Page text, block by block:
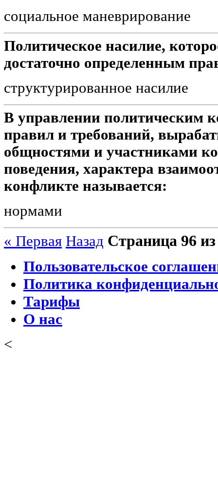
социальное маневрирование
Политическое насилие,
достаточно определенным
структурированное насилие
В управлении политическим
правил и требований,
общностями и участниками
поведения, характера
конфликте называется:
нормами
« Первая Назад Страница 96
Пользовательское
Политика
Тарифы
О нас
<